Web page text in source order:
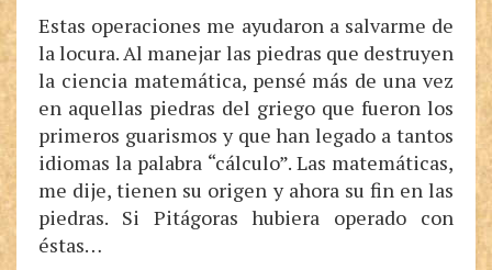
Estas operaciones me ayudaron a salvarme de
la locura. Al manejar las piedras que destruyen
la ciencia matemática, pensé más de una vez
en aquellas piedras del griego que fueron los
primeros guarismos y que han legado a tantos
idiomas la palabra “cálculo”. Las matemáticas,
me dije, tienen su origen y ahora su fin en las
piedras. Si Pitágoras hubiera operado con
éstas…